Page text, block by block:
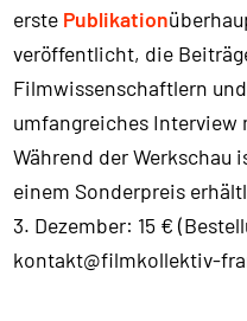
erste Publikation
veröffentlicht, die
Filmwissenschaftlern
umfangreiches Interview
Während der Werkschau
einem Sonderpreis
3. Dezember: 15 €
kontakt@filmkollektiv-